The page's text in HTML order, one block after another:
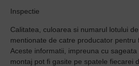
Inspectie
Calitatea, culoarea si numarul lotului
mentionate de catre producator pentru
Aceste informatii, impreuna cu
montaj pot fi gasite pe spatele fiecarei